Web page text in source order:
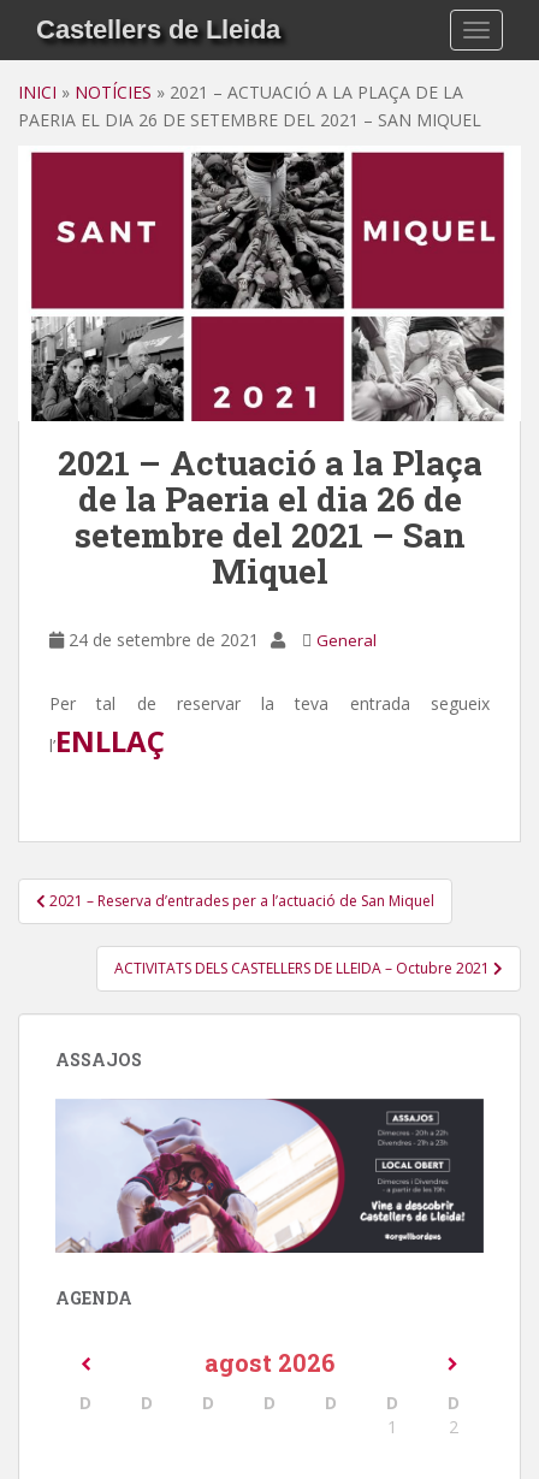
i
Castellers de Lleida
INICI » NOTÍCIES » 2021 – ACTUACIÓ A LA PLAÇA DE LA
PAERIA EL DIA 26 DE SETEMBRE DEL 2021 – SAN MIQUEL
2021 – Actuació a la Plaça
de la Paeria el dia 26 de
setembre del 2021 – San
Miquel
24 de setembre de 2021 General
Per tal de reservar la teva entrada segueix
l’ENLLAÇ
Navegació
d'entrades
2021 – Reserva d’entrades per a l’actuació de San Miquel
ACTIVITATS DELS CASTELLERS DE LLEIDA – Octubre 2021
ASSAJOS
AGENDA
agost 2026
D D D D D D
D
1
2